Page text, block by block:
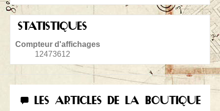
STATISTIQUES
Compteur d'affichages
12473612
LES ARTICLES DE LA BOUTIQUE